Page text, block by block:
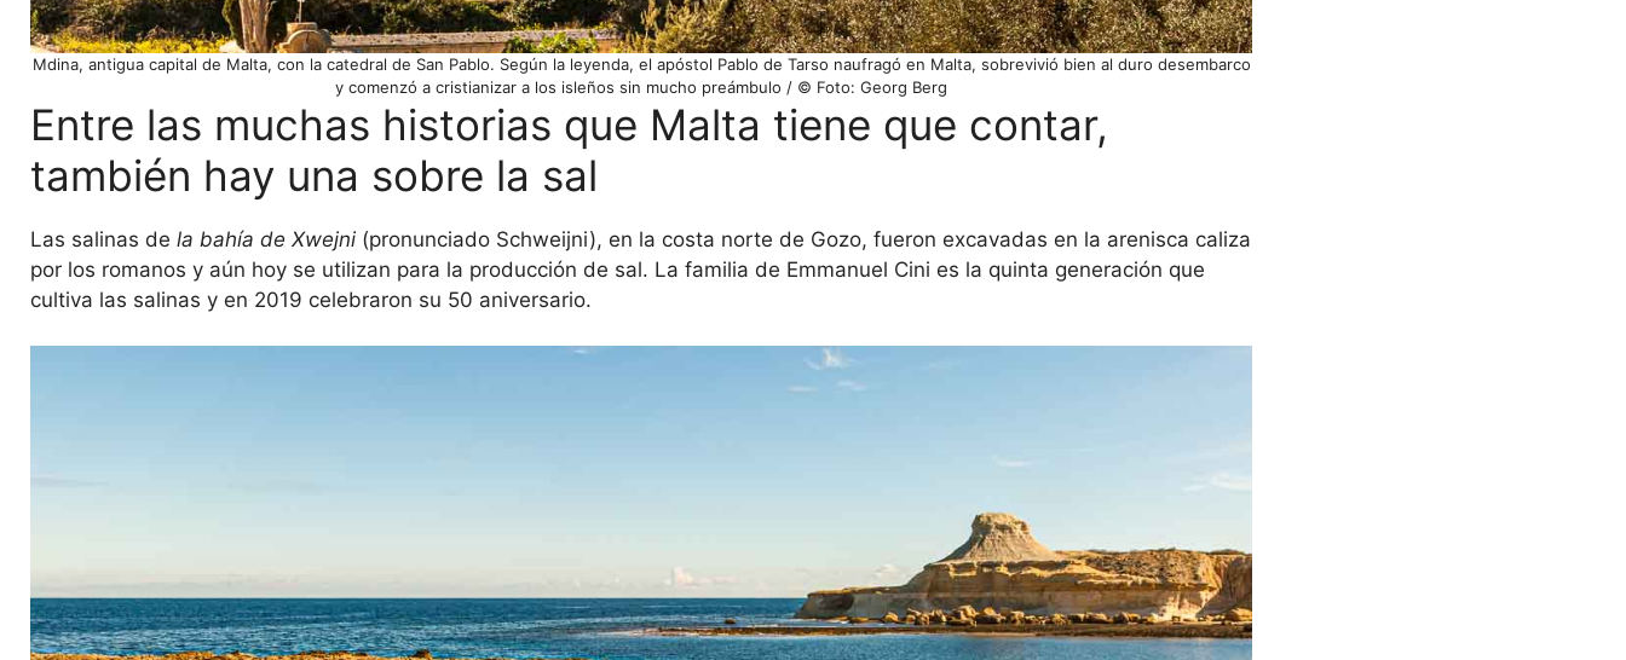
Mdina, antigua capital de Malta, con la catedral de San Pablo. Según la leyenda, el apóstol Pablo de Tarso naufragó en Malta, sobrevivió bien al duro desembarco
y comenzó a cristianizar a los isleños sin mucho preámbulo / © Foto: Georg Berg
Entre las muchas historias que Malta tiene que contar,
también hay una sobre la sal
Las salinas de la bahía de Xwejni (pronunciado Schweijni), en la costa norte de Gozo, fueron excavadas en la arenisca caliza
por los romanos y aún hoy se utilizan para la producción de sal. La familia de Emmanuel Cini es la quinta generación que
cultiva las salinas y en 2019 celebraron su 50 aniversario.